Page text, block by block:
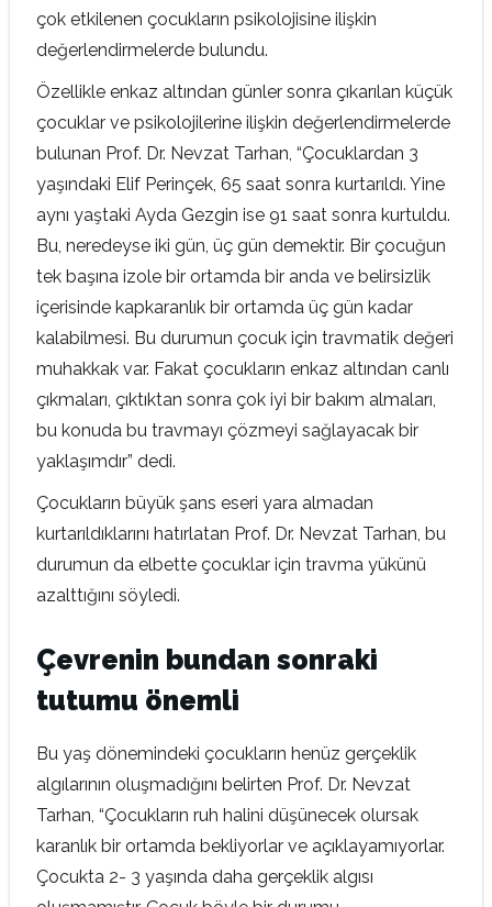
çok etkilenen çocukların psikolojisine ilişkin
değerlendirmelerde bulundu.
Özellikle enkaz altından günler sonra çıkarılan küçük
çocuklar ve psikolojilerine ilişkin değerlendirmelerde
bulunan Prof. Dr. Nevzat Tarhan, “Çocuklardan 3
yaşındaki Elif Perinçek, 65 saat sonra kurtarıldı. Yine
aynı yaştaki Ayda Gezgin ise 91 saat sonra kurtuldu.
Bu, neredeyse iki gün, üç gün demektir. Bir çocuğun
tek başına izole bir ortamda bir anda ve belirsizlik
içerisinde kapkaranlık bir ortamda üç gün kadar
kalabilmesi. Bu durumun çocuk için travmatik değeri
muhakkak var. Fakat çocukların enkaz altından canlı
çıkmaları, çıktıktan sonra çok iyi bir bakım almaları,
bu konuda bu travmayı çözmeyi sağlayacak bir
yaklaşımdır” dedi.
Çocukların büyük şans eseri yara almadan
kurtarıldıklarını hatırlatan Prof. Dr. Nevzat Tarhan, bu
durumun da elbette çocuklar için travma yükünü
azalttığını söyledi.
Çevrenin bundan sonraki
tutumu önemli
Bu yaş dönemindeki çocukların henüz gerçeklik
algılarının oluşmadığını belirten Prof. Dr. Nevzat
Tarhan, “Çocukların ruh halini düşünecek olursak
karanlık bir ortamda bekliyorlar ve açıklayamıyorlar.
Çocukta 2- 3 yaşında daha gerçeklik algısı